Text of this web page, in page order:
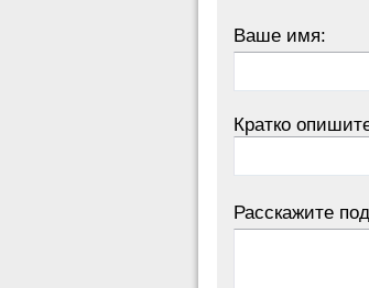
Ваше имя:
Кратко
Расскажите